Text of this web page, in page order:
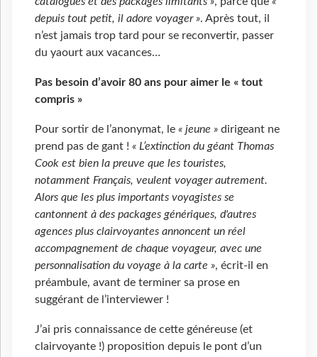
depuis tout petit, il adore voyager ». Après tout, il
n’est jamais trop tard pour se reconvertir, passer
du yaourt aux vacances…
Pas besoin d’avoir 80 ans pour aimer le « tout
compris »
Pour sortir de l’anonymat, le « jeune » dirigeant ne
prend pas de gant ! « L’extinction du géant Thomas
Cook est bien la preuve que les touristes,
notamment Français, veulent voyager autrement.
Alors que les plus importants voyagistes se
cantonnent à des packages génériques, d'autres
agences plus clairvoyantes annoncent un réel
accompagnement de chaque voyageur, avec une
personnalisation du voyage à la carte », écrit-il en
préambule, avant de terminer sa prose en
suggérant de l’interviewer !
J’ai pris connaissance de cette généreuse (et
clairvoyante !) proposition depuis le pont d’un